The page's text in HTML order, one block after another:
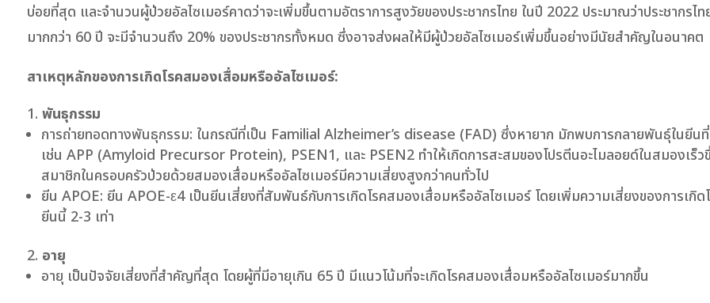
บ่อยที่สุด และจำนวนผู้ป่วยอัลไซเมอร์คาดว่าจะเพิ่มขึ้นตามอัตราการสูงวัยของประชากรไทย ในปี 2022 ประมาณว่าประชากรไ
มากกว่า 60 ปี จะมีจำนวนถึง 20% ของประชากรทั้งหมด ซึ่งอาจส่งผลให้มีผู้ป่วยอัลไซเมอร์เพิ่มขึ้นอย่างมีนัยสำคัญในอนาคต
สาเหตุหลักของการเกิดโรคสมองเสื่อมหรืออัลไซเมอร์:
พันธุกรรม
การถ่ายทอดทางพันธุกรรม: ในกรณีที่เป็น Familial Alzheimer’s disease (FAD) ซึ่งหายาก มักพบการกลายพันธุ์ในยีนที่
เช่น APP (Amyloid Precursor Protein), PSEN1, และ PSEN2 ทำให้เกิดการสะสมของโปรตีนอะไมลอยด์ในสมองเร็
สมาชิกในครอบครัวป่วยด้วยสมองเสื่อมหรืออัลไซเมอร์มีความเสี่ยงสูงกว่าคนทั่วไป
ยีน APOE: ยีน APOE-ε4 เป็นยีนเสี่ยงที่สัมพันธ์กับการเกิดโรคสมองเสื่อมหรืออัลไซเมอร์ โดยเพิ่มความเสี่ยงของการเกิด
ยีนนี้ 2-3 เท่า
อายุ
อายุ เป็นปัจจัยเสี่ยงที่สำคัญที่สุด โดยผู้ที่มีอายุเกิน 65 ปี มีแนวโน้มที่จะเกิดโรคสมองเสื่อมหรืออัลไซเมอร์มากขึ้น